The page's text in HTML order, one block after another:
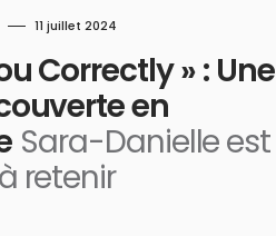
11 juillet 2024
Correctly » : Une
en
Sara-Danielle est
retenir